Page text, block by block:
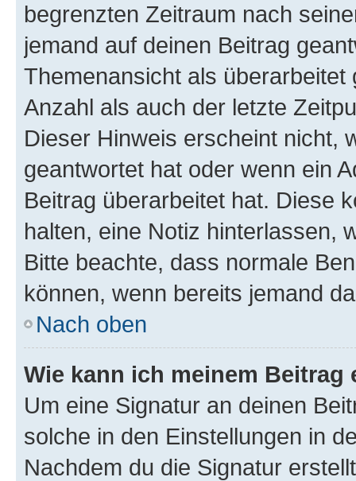
begrenzten Zeitraum nach
jemand auf deinen Beitrag
Themenansicht als
Anzahl als auch der letzte
Dieser Hinweis erscheint nicht,
geantwortet hat oder wenn ein
Beitrag überarbeitet hat. Diese
halten, eine Notiz hinterlassen,
Bitte beachte, dass normale
können, wenn bereits jemand
Nach oben
Wie kann ich meinem
Um eine Signatur an deinen
solche in den Einstellungen in
Nachdem du die Signatur